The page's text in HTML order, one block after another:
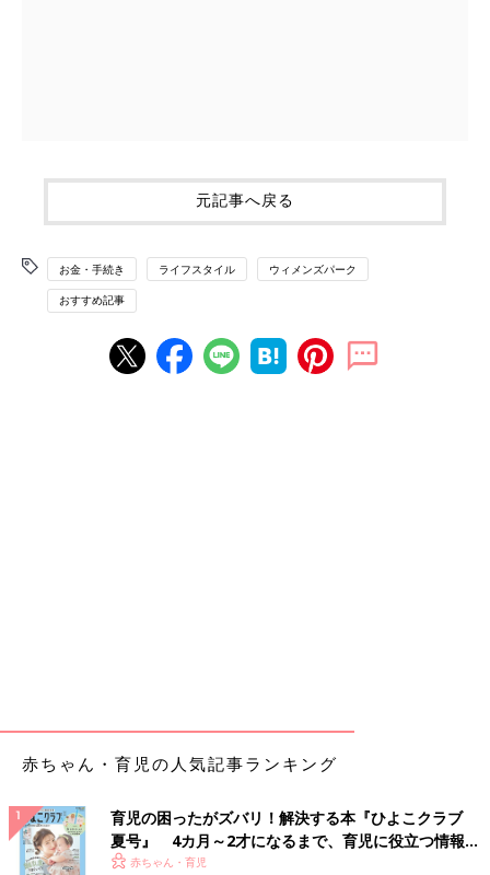
元記事へ戻る
お金・手続き ライフスタイル ウィメンズパーク
おすすめ記事
赤ちゃん・育児の人気記事ランキング
育児の困ったがズバリ！解決する本『ひよこクラブ
夏号』 4カ月～2才になるまで、育児に役立つ情報が
いっぱい！
赤ちゃん・育児